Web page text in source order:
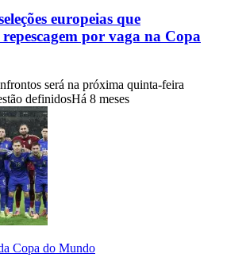
europeias que
por vaga na Copa
será na próxima quinta-feira
definidosHá 8 meses
Copa do Mundo